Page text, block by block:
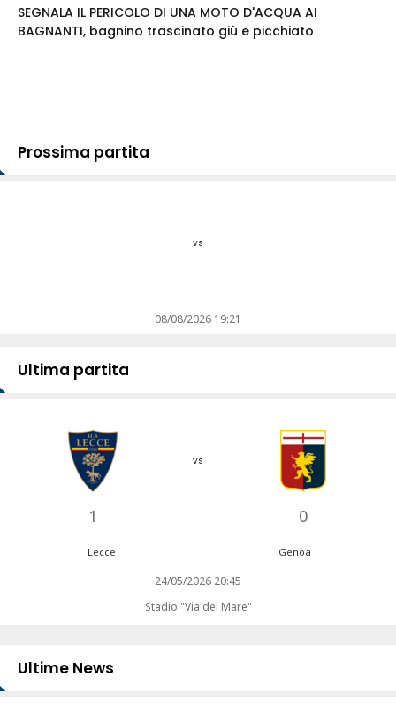
SEGNALA IL PERICOLO DI UNA MOTO D'ACQUA AI
BAGNANTI, bagnino trascinato giù e picchiato
Prossima partita
vs
08/08/2026 19:21
Ultima partita
1
vs
0
Lecce Genoa
24/05/2026 20:45
Stadio "Via del Mare"
Ultime News